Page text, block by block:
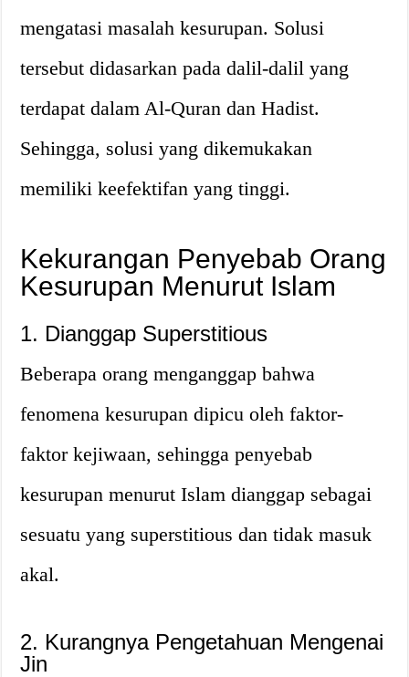
mengatasi masalah kesurupan. Solusi
tersebut didasarkan pada dalil-dalil yang
terdapat dalam Al-Quran dan Hadist.
Sehingga, solusi yang dikemukakan
memiliki keefektifan yang tinggi.
Kekurangan Penyebab Orang
Kesurupan Menurut Islam
1. Dianggap Superstitious
Beberapa orang menganggap bahwa
fenomena kesurupan dipicu oleh faktor-
faktor kejiwaan, sehingga penyebab
kesurupan menurut Islam dianggap sebagai
sesuatu yang superstitious dan tidak masuk
akal.
2. Kurangnya Pengetahuan Mengenai
Jin